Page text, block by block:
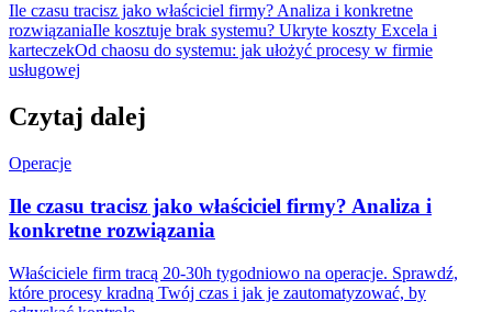
Ile czasu tracisz jako właściciel firmy? Analiza i konkretne
rozwiązaniaIle kosztuje brak systemu? Ukryte koszty Excela i
karteczekOd chaosu do systemu: jak ułożyć procesy w firmie
usługowej
Czytaj dalej
Operacje
Ile czasu tracisz jako właściciel firmy? Analiza i
konkretne rozwiązania
Właściciele firm tracą 20-30h tygodniowo na operacje. Sprawdź,
które procesy kradną Twój czas i jak je zautomatyzować, by